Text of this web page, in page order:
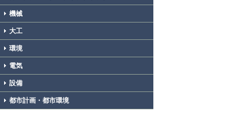
機械
大工
環境
電気
設備
都市計画・都市環境